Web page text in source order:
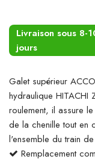
Livraison sous 8-
jours
Galet supérieur
hydraulique HITACHI
roulement, il assure
de la chenille tout en
l'ensemble du train
Remplacement